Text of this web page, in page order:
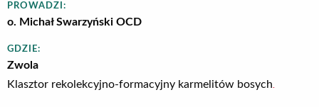
PROWADZI:
o. Michał Swarzyński OCD
GDZIE:
Zwola
Klasztor rekolekcyjno-formacyjny karmelitów bosych